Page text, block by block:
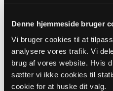
Denne hjemmeside bruger
Vi bruger cookies til at
analysere vores trafik. Vi
brug af vores website. Hvis
sætter vi ikke cookies til
cookie for at huske dit valg.
Gudstjeneste
Tidspunkt